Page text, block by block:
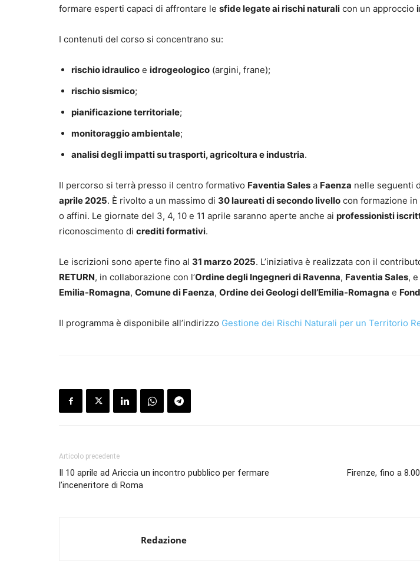
formare esperti capaci di affrontare le sfide legate ai rischi naturali con un approccio
I contenuti del corso si concentrano su:
rischio idraulico e idrogeologico (argini, frane);
rischio sismico;
pianificazione territoriale;
monitoraggio ambientale;
analisi degli impatti su trasporti, agricoltura e industria.
Il percorso si terrà presso il centro formativo Faventia Sales a Faenza nelle seguenti
aprile 2025. È rivolto a un massimo di 30 laureati di secondo livello con formazione
o affini. Le giornate del 3, 4, 10 e 11 aprile saranno aperte anche ai professionisti
riconoscimento di crediti formativi.
Le iscrizioni sono aperte fino al 31 marzo 2025. L’iniziativa è realizzata con il
RETURN, in collaborazione con l’Ordine degli Ingegneri di Ravenna, Faventia Sales,
Emilia-Romagna, Comune di Faenza, Ordine dei Geologi dell’Emilia-Romagna e
Il programma è disponibile all’indirizzo Gestione dei Rischi Naturali per un Territorio
Articolo precedente
Il 10 aprile ad Ariccia un incontro pubblico per fermare
l’inceneritore di Roma
Firenze, fino a
Redazione